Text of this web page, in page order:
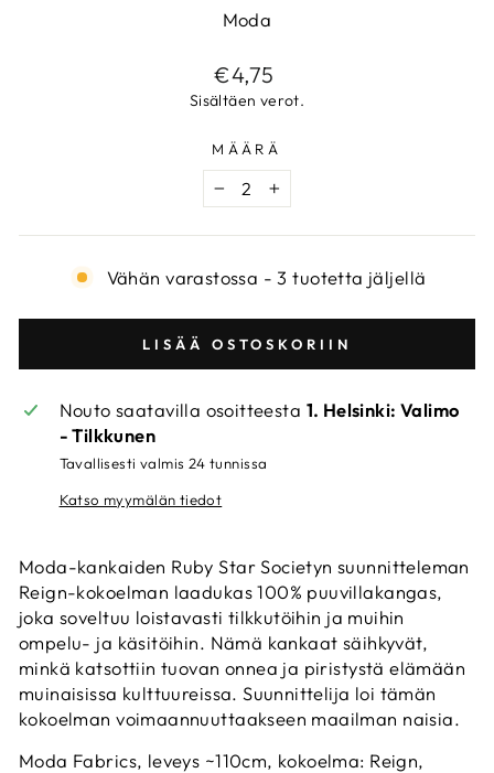
Moda
Normaalihinta
€4,75
Sisältäen verot.
MÄÄRÄ
− +
Vähän varastossa - 3 tuotetta jäljellä
LISÄÄ OSTOSKORIIN
Nouto saatavilla osoitteesta 1. Helsinki: Valimo
- Tilkkunen
Tavallisesti valmis 24 tunnissa
Katso myymälän tiedot
Moda-kankaiden Ruby Star Societyn suunnitteleman
Reign-kokoelman laadukas 100% puuvillakangas,
joka soveltuu loistavasti tilkkutöihin ja muihin
ompelu- ja käsitöihin. Nämä kankaat säihkyvät,
minkä katsottiin tuovan onnea ja piristystä elämään
muinaisissa kulttuureissa. Suunnittelija loi tämän
kokoelman voimaannuuttaakseen maailman naisia.
Moda Fabrics, leveys ~110cm, kokoelma: Reign,